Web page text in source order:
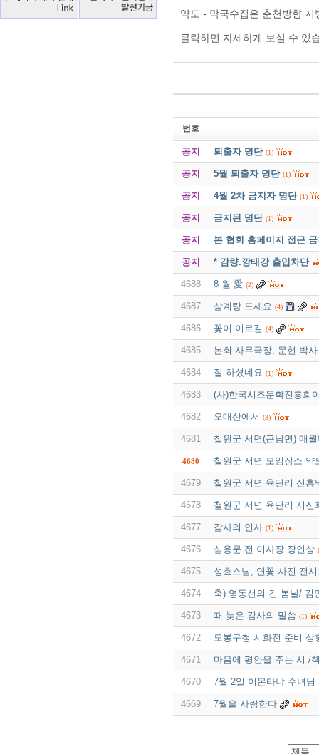
약도 - 막국수집은 춘천방향
클릭하면 자세하게 보실 수 있
번호
공지 퇴출자 명단 (1)
공지 5월 퇴출자 명단 (1)
공지 4월 2차 금지자 명단 (1)
공지 금지된 명단 (1)
공지 본 협회 홈페이지 접근
공지 * 감량.깡태강 출입차단
4688 8 월 愛 (2)
4687 삼계탕 드세요 (4)
4686 꽃이 이르길 (4)
4685 본회 사무국장, 문현 박
4684 잘 하셨네요 (1)
4683 (사)한국시조문학진흥회
4682 오대산에서 (3)
4681 철원군 서면(근남면) 매
4680 철원군 서면 모임장소 약
4679 철원군 서면 육단리 신흥
4678 철원군 서면 육단리 시
4677 감사의 인사 (1)
4676 심응문 전 이사장 장인상
4675 성효스님, 연꽃 사진 전
4674 축) 영동선의 긴 봄날/ 김
4673 때 늦은 감사의 말씀 (1)
4672 도봉구청 시화전 준비 상
4671 마음에 평안을 주는 시 /
4670 7월 2일 이몬타냐 수녀님
4669 7월을 사랑한다